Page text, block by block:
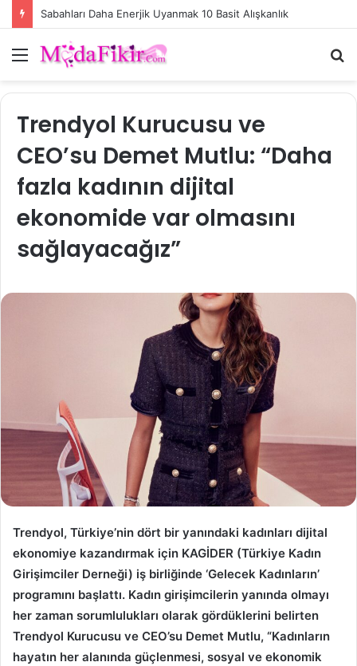
Sabahları Daha Enerjik Uyanmak 10 Basit Alışkanlık
Menü
Trendyol Kurucusu ve
CEO’su Demet Mutlu: “Daha
fazla kadının dijital
ekonomide var olmasını
sağlayacağız”
Trendyol, Türkiye’nin dört bir yanındaki kadınları dijital
ekonomiye kazandırmak için KAGİDER (Türkiye Kadın
Girişimciler Derneği) iş birliğinde ‘Gelecek Kadınların’
programını başlattı. Kadın girişimcilerin yanında olmayı
her zaman sorumlulukları olarak gördüklerini belirten
Trendyol Kurucusu ve CEO’su Demet Mutlu, “Kadınların
hayatın her alanında güçlenmesi, sosyal ve ekonomik